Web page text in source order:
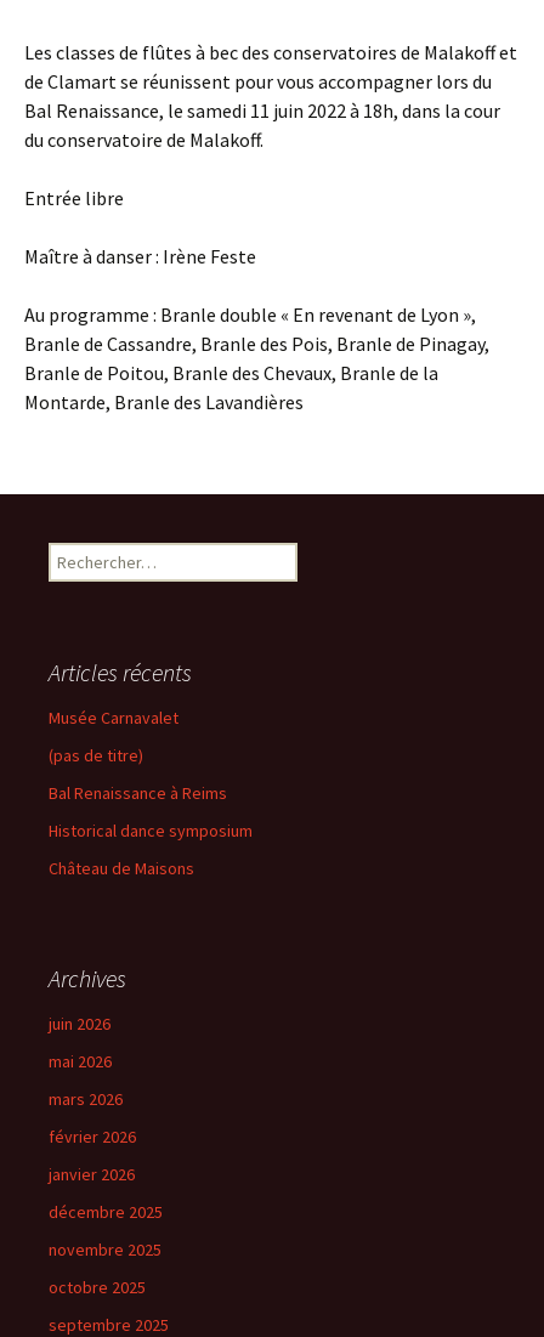
Les classes de flûtes à bec des conservatoires de Malakoff et
de Clamart se réunissent pour vous accompagner lors du
Bal Renaissance, le samedi 11 juin 2022 à 18h, dans la cour
du conservatoire de Malakoff.
Entrée libre
Maître à danser : Irène Feste
Au programme : Branle double « En revenant de Lyon »,
Branle de Cassandre, Branle des Pois, Branle de Pinagay,
Branle de Poitou, Branle des Chevaux, Branle de la
Montarde, Branle des Lavandières
Rechercher :
Articles récents
Musée Carnavalet
(pas de titre)
Bal Renaissance à Reims
Historical dance symposium
Château de Maisons
Archives
juin 2026
mai 2026
mars 2026
février 2026
janvier 2026
décembre 2025
novembre 2025
octobre 2025
septembre 2025